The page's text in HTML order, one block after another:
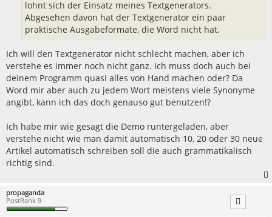
lohnt sich der Einsatz meines Textgenerators.
Abgesehen davon hat der Textgenerator ein paar
praktische Ausgabeformate, die Word nicht hat.
Ich will den Textgenerator nicht schlecht machen, aber ich
verstehe es immer noch nicht ganz. Ich muss doch auch bei
deinem Programm quasi alles von Hand machen oder? Da
Word mir aber auch zu jedem Wort meistens viele Synonyme
angibt, kann ich das doch genauso gut benutzen!?
Ich habe mir wie gesagt die Demo runtergeladen, aber
verstehe nicht wie man damit automatisch 10, 20 oder 30 neue
Artikel automatisch schreiben soll die auch grammatikalisch
richtig sind.
propaganda
PostRank 9